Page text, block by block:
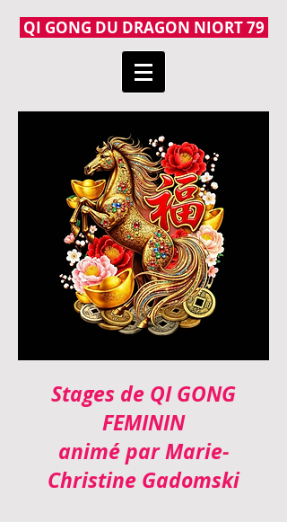
QI GONG DU DRAGON NIORT 79
Stages de QI GONG
FEMININ
animé par Marie-
Christine Gadomski